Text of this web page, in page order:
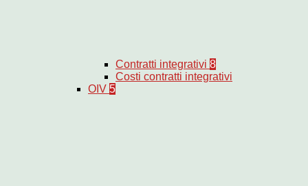
Contratti integrativi 8
Costi contratti integrativi
OIV 5